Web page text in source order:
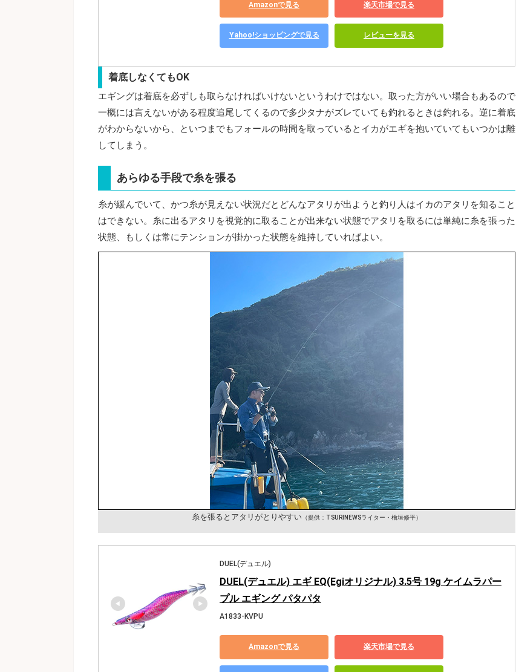
Amazonで見る 楽天市場で見る
Yahoo!ショッピングで見る レビューを見る
着底しなくてもOK
エギングは着底を必ずしも取らなければいけないというわけではない。取った方がいい場合もあるので
一概には言えないがある程度追尾してくるので多少タナがズレていても釣れるときは釣れる。逆に着底
がわからないから、といつまでもフォールの時間を取っているとイカがエギを抱いていてもいつかは離
してしまう。
あらゆる手段で糸を張る
糸が緩んでいて、かつ糸が見えない状況だとどんなアタリが出ようと釣り人はイカのアタリを知ること
はできない。糸に出るアタリを視覚的に取ることが出来ない状態でアタリを取るには単純に糸を張った
状態、もしくは常にテンションが掛かった状態を維持していればよい。
糸を張るとアタリがとりやすい （提供：TSURINEWSライター・檜垣修平）
DUEL(デュエル)
DUEL(デュエル) エギ EQ(Egiオリジナル) 3.5号 19g ケイムラパー
プル エギング パタパタ
A1833-KVPU
Amazonで見る 楽天市場で見る